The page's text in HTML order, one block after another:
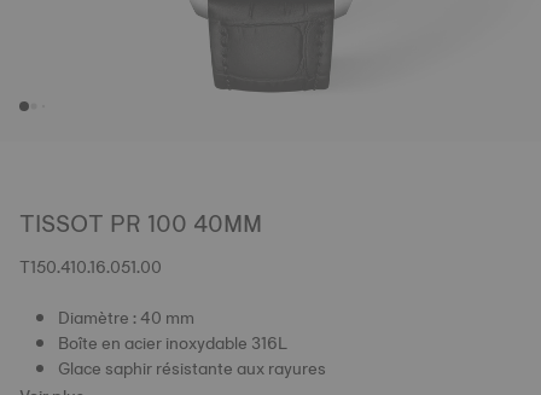
TISSOT PR 100 40MM
T150.410.16.051.00
Diamètre : 40 mm
Boîte en acier inoxydable 316L
Glace saphir résistante aux rayures